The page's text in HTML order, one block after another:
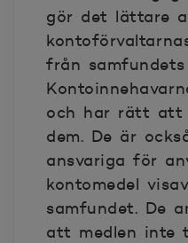
gör det lättare
från samfundets
och har rätt att
dem. De är
ansvariga för
kontomedel
samfundet. De
att medlen inte